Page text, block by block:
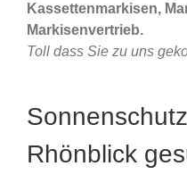
Kassettenmarkisen,
Markisenvertrieb.
Toll dass Sie zu uns
Rhönblick